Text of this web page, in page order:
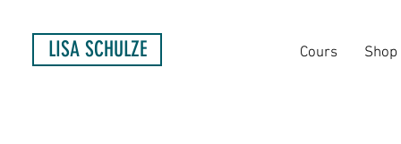
Cours Shop
LISA SCHULZE